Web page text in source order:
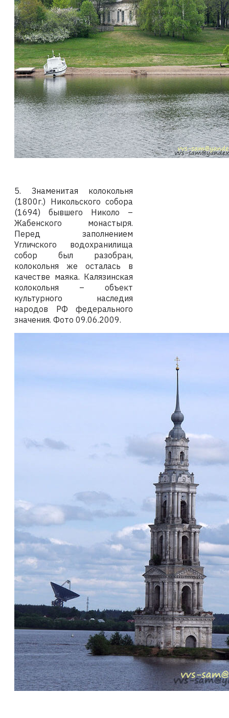
5. Знаменитая колокольня
(1800г.) Никольского собора
(1694) бывшего Николо –
Жабенского монастыря.
Перед заполнением
Угличского водохранилища
собор был разобран,
колокольня же осталась в
качестве маяка. Калязинская
колокольня – объект
культурного наследия
народов РФ федерального
значения. Фото 09.06.2009.